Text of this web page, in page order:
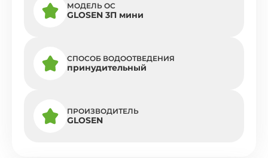
МОДЕЛЬ ОС
GLOSEN 3П мини
СПОСОБ ВОДООТВЕДЕНИЯ
принудительный
ПРОИЗВОДИТЕЛЬ
GLOSEN